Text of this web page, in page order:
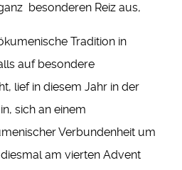
besonderen Reiz aus,
Tradition in
auf besondere
lief in diesem Jahr in der
sich an einem
Verbundenheit um
am vierten Advent